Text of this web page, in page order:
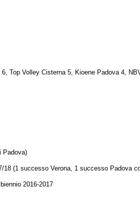
Top Volley Cisterna 5, Kioene Padova 4,
Padova)
18 (1 successo Verona, 1 successo Padova
2016-2017